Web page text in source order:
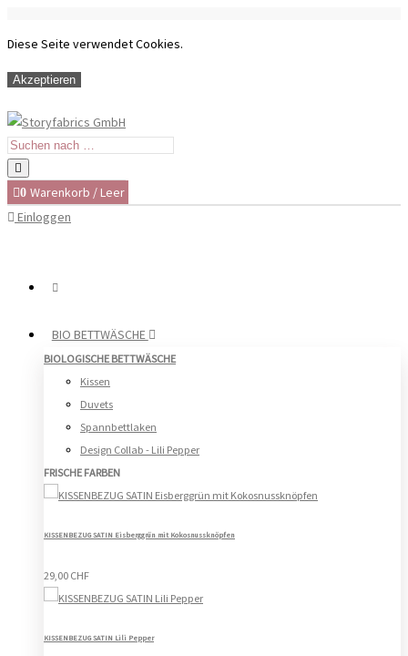
Diese Seite verwendet Cookies.
Akzeptieren
0 Warenkorb /Leer
Einloggen
BIO BETTWÄSCHE
BIOLOGISCHE BETTWÄSCHE
Kissen
Duvets
Spannbettlaken
Design Collab - Lili Pepper
FRISCHE FARBEN
KISSENBEZUG SATIN Eisberggrün mit Kokosnussknöpfen
29,00 CHF
KISSENBEZUG SATIN Lili Pepper